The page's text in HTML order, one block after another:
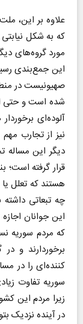
علاوه بر این،
که به شکل
مورد گروه‌های
این جمع‌بندی
صهیونیست در
شده است و حتی
آلوده‌ای
نیز از تجارب
دیگر این مساله
قرار گرفته است؛
هستند که تعلل
چه تبعاتی
این جوانان
که مردم سوریه
برخوردارند و
کننده‌ای را در
سوریه تفاوت
زیرا مردم این
در آینده نزدیک